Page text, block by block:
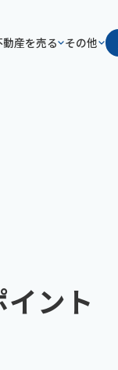
産を売る その他
ント